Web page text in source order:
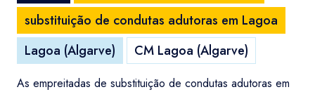
substituição de condutas adutoras em Lagoa
Lagoa (Algarve)
CM Lagoa (Algarve)
As empreitadas de substituição de condutas adutoras em